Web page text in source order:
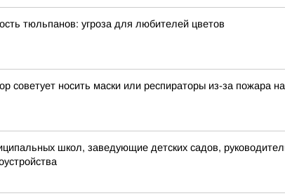
тюльпанов: угроза для любителей цветов
советует носить маски или респираторы из-за пожара
школ, заведующие детских садов,